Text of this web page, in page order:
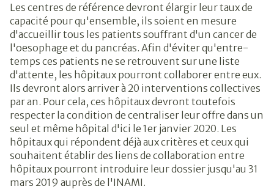
Les centres de référence devront élargir leur taux de
capacité pour qu'ensemble, ils soient en mesure
d'accueillir tous les patients souffrant d'un cancer de
l'oesophage et du pancréas. Afin d'éviter qu'entre-
temps ces patients ne se retrouvent sur une liste
d'attente, les hôpitaux pourront collaborer entre eux.
Ils devront alors arriver à 20 interventions collectives
par an. Pour cela, ces hôpitaux devront toutefois
respecter la condition de centraliser leur offre dans un
seul et même hôpital d'ici le 1er janvier 2020. Les
hôpitaux qui répondent déjà aux critères et ceux qui
souhaitent établir des liens de collaboration entre
hôpitaux pourront introduire leur dossier jusqu'au 31
mars 2019 auprès de l'INAMI.